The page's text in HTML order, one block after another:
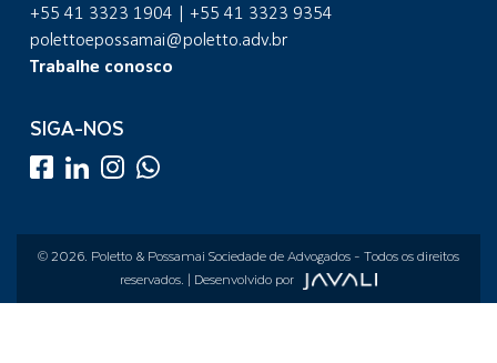
+55 41 3323 1904 | +55 41 3323 9354
polettoepossamai@poletto.adv.br
Trabalhe conosco
SIGA-NOS
© 2026. Poletto & Possamai Sociedade de Advogados - Todos os direitos
reservados. | Desenvolvido por